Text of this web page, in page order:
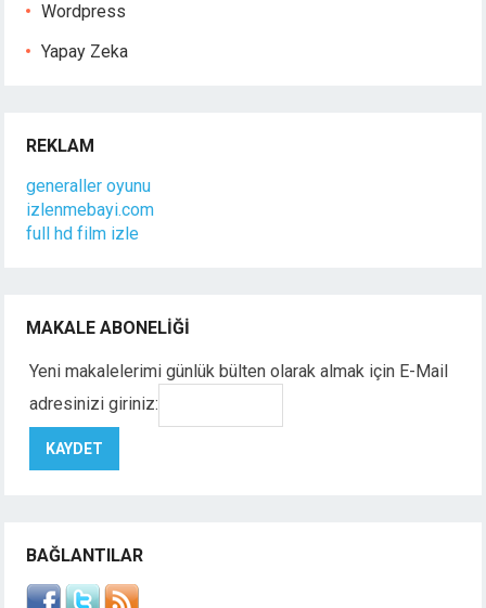
Wordpress
Yapay Zeka
REKLAM
generaller oyunu
izlenmebayi.com
full hd film izle
MAKALE ABONELIĞI
Yeni makalelerimi günlük bülten olarak almak için E-Mail
adresinizi giriniz:
BAĞLANTILAR